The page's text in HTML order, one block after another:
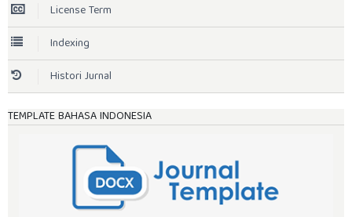
License Term
Indexing
Histori Jurnal
TEMPLATE BAHASA INDONESIA